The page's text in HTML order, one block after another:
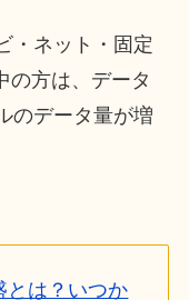
・ネット・固定
の方は、データ
のデータ量が増
とは？いつか